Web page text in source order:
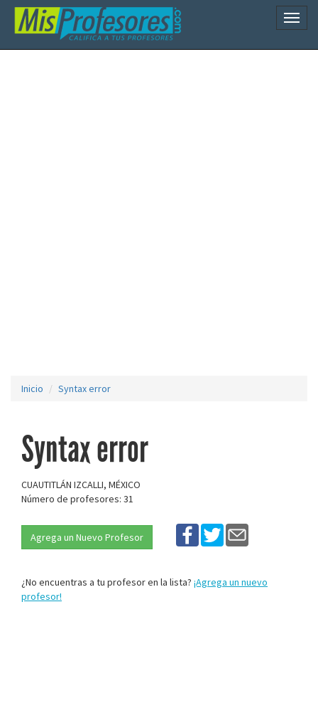
Inicio Syntax error
Syntax error
CUAUTITLÁN IZCALLI, MÉXICO
Número de profesores: 31
Agrega un Nuevo Profesor
¿No encuentras a tu profesor en la lista? ¡Agrega un nuevo
profesor!